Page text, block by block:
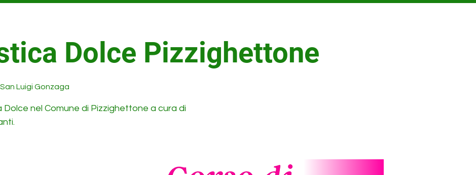
Dolce Pizzighettone
Luigi Gonzaga
Dolce nel Comune di Pizzighettone a cura di